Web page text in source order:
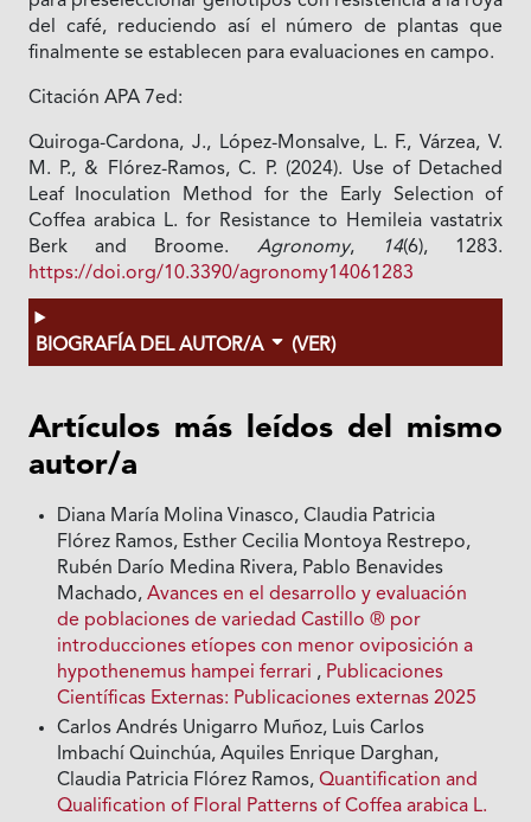
del café, reduciendo así el número de plantas que
finalmente se establecen para evaluaciones en campo.
Citación APA 7ed:
Quiroga-Cardona, J., López-Monsalve, L. F., Várzea, V.
M. P., & Flórez-Ramos, C. P. (2024). Use of Detached
Leaf Inoculation Method for the Early Selection of
Coffea arabica L. for Resistance to Hemileia vastatrix
Berk and Broome. Agronomy, 14(6), 1283.
https://doi.org/10.3390/agronomy14061283
BIOGRAFÍA DEL AUTOR/A (VER)
Artículos más leídos del mismo
autor/a
Diana María Molina Vinasco, Claudia Patricia
Flórez Ramos, Esther Cecilia Montoya Restrepo,
Rubén Darío Medina Rivera, Pablo Benavides
Machado,Avances en el desarrollo y evaluación
de poblaciones de variedad Castillo ® por
introducciones etíopes con menor oviposición a
hypothenemus hampei ferrari , Publicaciones
Científicas Externas: Publicaciones externas 2025
Carlos Andrés Unigarro Muñoz, Luis Carlos
Imbachí Quinchúa, Aquiles Enrique Darghan,
Claudia Patricia Flórez Ramos,Quantification and
Qualification of Floral Patterns of Coffea arabica L.